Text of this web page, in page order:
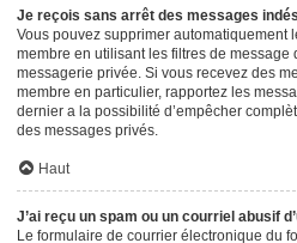
Je reçois sans arrêt des messages
Vous pouvez supprimer automatiquement
membre en utilisant les filtres de message
messagerie privée. Si vous recevez des
membre en particulier, rapportez les
dernier a la possibilité d’empêcher
des messages privés.
Haut
J’ai reçu un spam ou un courriel abusif
Le formulaire de courrier électronique du